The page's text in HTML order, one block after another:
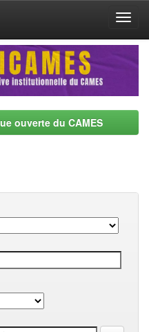
ouverte du CAMES